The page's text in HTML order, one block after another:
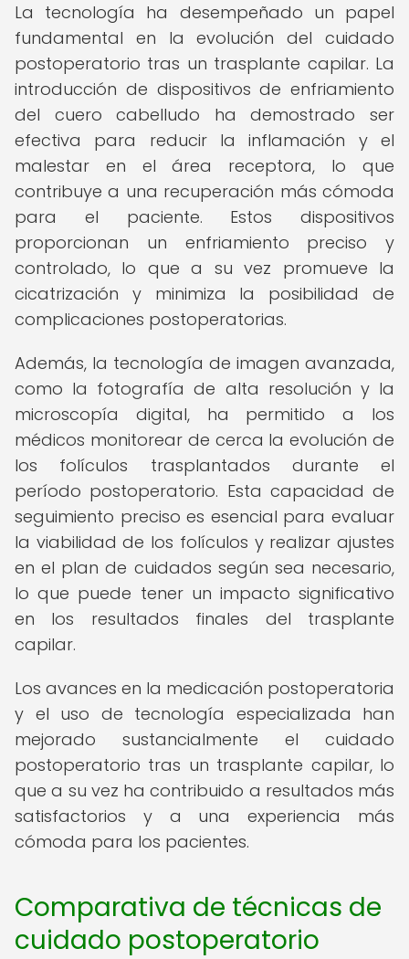
La tecnología ha desempeñado un papel
fundamental en la evolución del cuidado
postoperatorio tras un trasplante capilar. La
introducción de dispositivos de enfriamiento
del cuero cabelludo ha demostrado ser
efectiva para reducir la inflamación y el
malestar en el área receptora, lo que
contribuye a una recuperación más cómoda
para el paciente. Estos dispositivos
proporcionan un enfriamiento preciso y
controlado, lo que a su vez promueve la
cicatrización y minimiza la posibilidad de
complicaciones postoperatorias.
Además, la tecnología de imagen avanzada,
como la fotografía de alta resolución y la
microscopía digital, ha permitido a los
médicos monitorear de cerca la evolución de
los folículos trasplantados durante el
período postoperatorio. Esta capacidad de
seguimiento preciso es esencial para evaluar
la viabilidad de los folículos y realizar ajustes
en el plan de cuidados según sea necesario,
lo que puede tener un impacto significativo
en los resultados finales del trasplante
capilar.
Los avances en la medicación postoperatoria
y el uso de tecnología especializada han
mejorado sustancialmente el cuidado
postoperatorio tras un trasplante capilar, lo
que a su vez ha contribuido a resultados más
satisfactorios y a una experiencia más
cómoda para los pacientes.
Comparativa de técnicas de
cuidado postoperatorio